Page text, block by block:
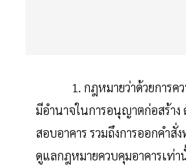
1. กฎหมายว่าด้วยการควบ
มีอำนาจในการอนุญาตก่อสร้าง
สอบอาคาร รวมถึงการออกคำ
ดูแลกฎหมายควบคุมอาคารเท่า